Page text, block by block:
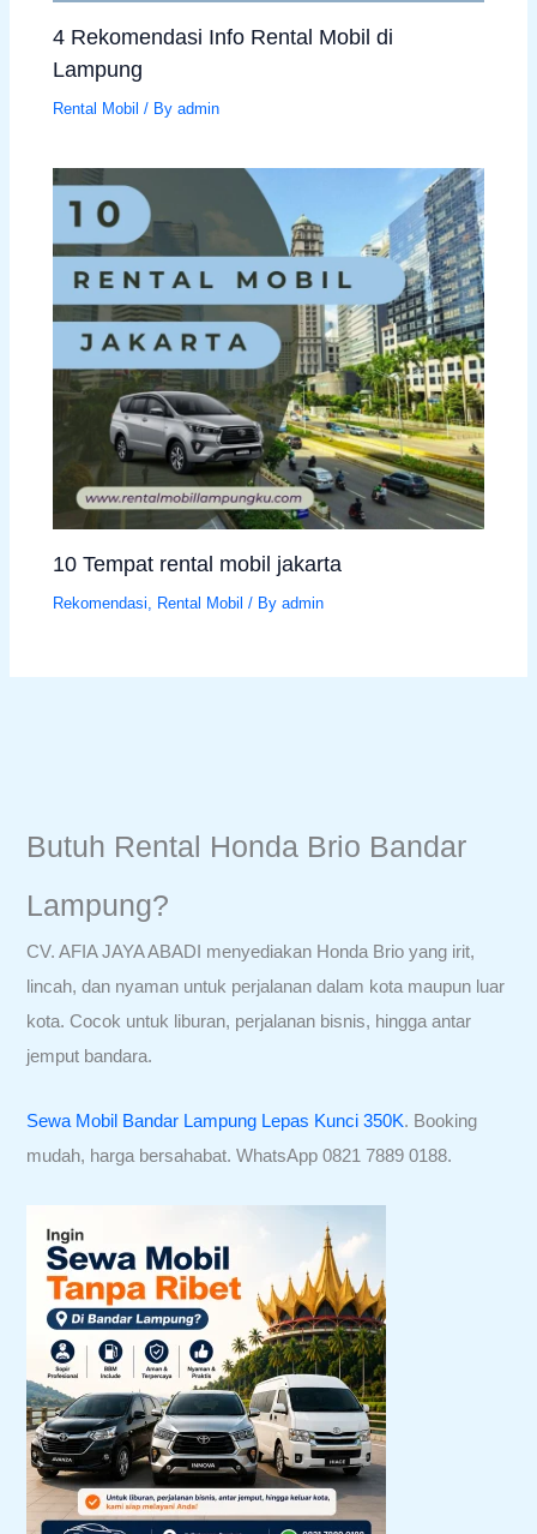
4 Rekomendasi Info Rental Mobil di
Lampung
Rental Mobil / Byadmin
10 Tempat rental mobil jakarta
Rekomendasi, Rental Mobil / Byadmin
Butuh Rental Honda Brio Bandar
Lampung?
CV. AFIA JAYA ABADI menyediakan Honda Brio yang irit,
lincah, dan nyaman untuk perjalanan dalam kota maupun luar
kota. Cocok untuk liburan, perjalanan bisnis, hingga antar
jemput bandara.
Sewa Mobil Bandar Lampung Lepas Kunci 350K. Booking
mudah, harga bersahabat. WhatsApp 0821 7889 0188.